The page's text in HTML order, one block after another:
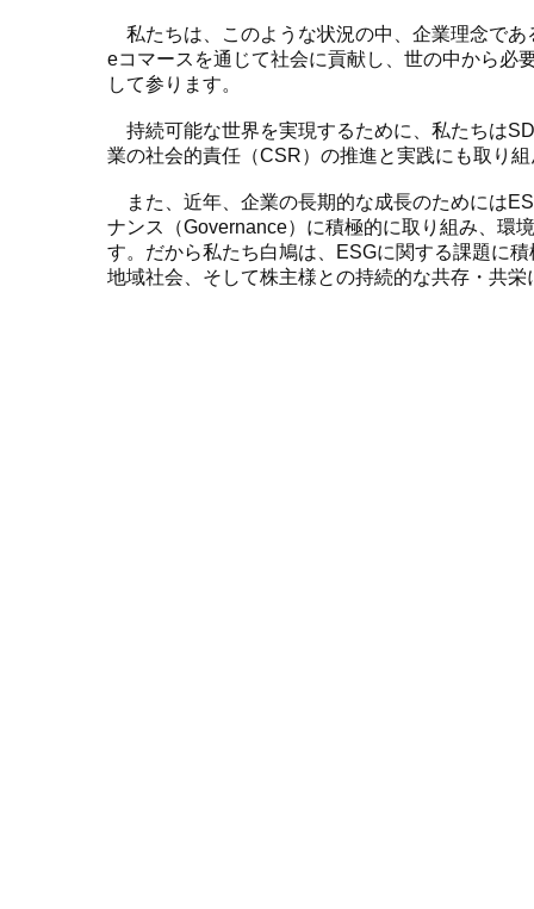
私たちは、このような状況の中、企業理念で
eコマースを通じて社会に貢献し、世の中から必
して参ります。
持続可能な世界を実現するために、私たちは
業の社会的責任（CSR）の推進と実践にも取り
また、近年、企業の長期的な成長のためには
ナンス（Governance）に積極的に取り組み、環
す。だから私たち白鳩は、ESGに関する課題に
地域社会、そして株主様との持続的な共存・共